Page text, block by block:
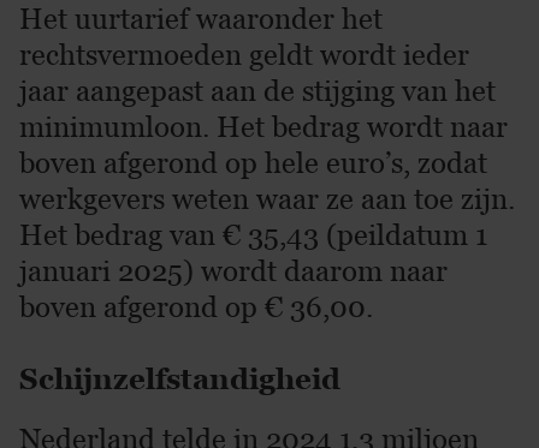
Het uurtarief waaronder het
rechtsvermoeden geldt wordt ieder
jaar aangepast aan de stijging van het
minimumloon. Het bedrag wordt naar
boven afgerond op hele euro’s, zodat
werkgevers weten waar ze aan toe zijn.
Het bedrag van € 35,43 (peildatum 1
januari 2025) wordt daarom naar
boven afgerond op € 36,00.
Schijnzelfstandigheid
Nederland telde in 2024 1,3 miljoen